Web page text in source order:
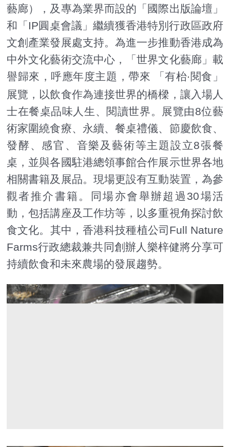
藝廊），及專為業界而設的「國際出版論壇」
和「IP圓桌會議」繼續獲香港特別行政區政府
文創產業發展處支持。為進一步推動香港成為
中外文化藝術交流中心，「世界文化藝廊」載
譽歸來，呼應年度主題，帶來 「有枱· 閱食」
展覽，以飲食作為連接世界的橋樑，讓入場人
士在餐桌品味人生、閱讀世界。展覽由8位藝
術家圍繞食療、永續、餐桌禮儀、節慶飲食、
發酵、感官、音樂及藝術等主題設立8張餐
桌，並與各國駐港總領事館合作展示世界各地
相關書籍及展品。現場更設有互動裝置，為參
觀者推介書籍。同場亦會舉辦超過30場活
動，包括講座及工作坊等，以多重視角探討飲
食文化。其中，香港科技種植公司Full Nature
Farms行政總裁兼共同創辦人樂梓健將分享可
持續飲食和未來農場的發展趨勢。